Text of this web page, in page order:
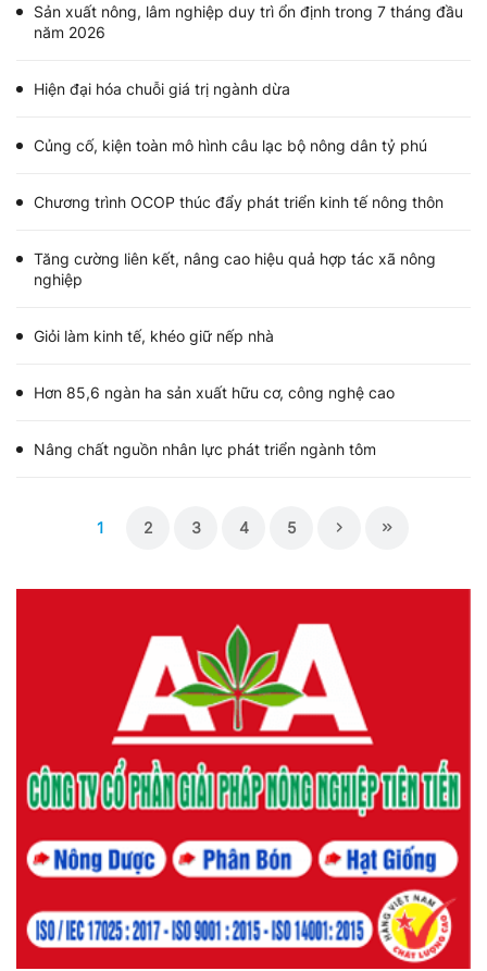
Sản xuất nông, lâm nghiệp duy trì ổn định trong 7 tháng đầu
năm 2026
Hiện đại hóa chuỗi giá trị ngành dừa
Củng cố, kiện toàn mô hình câu lạc bộ nông dân tỷ phú
Chương trình OCOP thúc đẩy phát triển kinh tế nông thôn
Tăng cường liên kết, nâng cao hiệu quả hợp tác xã nông
nghiệp
Giỏi làm kinh tế, khéo giữ nếp nhà
Hơn 85,6 ngàn ha sản xuất hữu cơ, công nghệ cao
Nâng chất nguồn nhân lực phát triển ngành tôm
1 2 3 4 5